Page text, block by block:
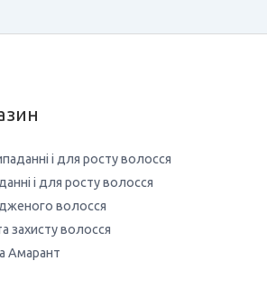
і для росту волосся
і для росту волосся
волосся
захисту волосся
Амарант